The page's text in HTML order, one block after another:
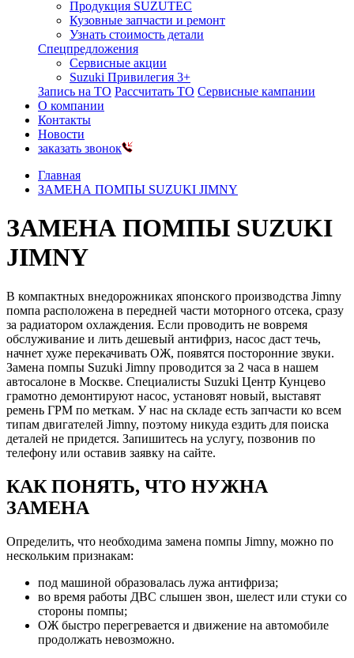
Продукция SUZUTEC
Кузовные запчасти и ремонт
Узнать стоимость детали
Спецпредложения
Сервисные акции
Suzuki Привилегия 3+
Запись на ТО Рассчитать ТО Сервисные кампании
О компании
Контакты
Новости
заказать звонок
Главная
ЗАМЕНА ПОМПЫ SUZUKI JIMNY
ЗАМЕНА ПОМПЫ SUZUKI
JIMNY
В компактных внедорожниках японского производства Jimny
помпа расположена в передней части моторного отсека, сразу
за радиатором охлаждения. Если проводить не вовремя
обслуживание и лить дешевый антифриз, насос даст течь,
начнет хуже перекачивать ОЖ, появятся посторонние звуки.
Замена помпы Suzuki Jimny проводится за 2 часа в нашем
автосалоне в Москве. Специалисты Suzuki Центр Кунцево
грамотно демонтируют насос, установят новый, выставят
ремень ГРМ по меткам. У нас на складе есть запчасти ко всем
типам двигателей Jimny, поэтому никуда ездить для поиска
деталей не придется. Запишитесь на услугу, позвонив по
телефону или оставив заявку на сайте.
КАК ПОНЯТЬ, ЧТО НУЖНА
ЗАМЕНА
Определить, что необходима замена помпы Jimny, можно по
нескольким признакам:
под машиной образовалась лужа антифриза;
во время работы ДВС слышен звон, шелест или стуки со
стороны помпы;
ОЖ быстро перегревается и движение на автомобиле
продолжать невозможно.